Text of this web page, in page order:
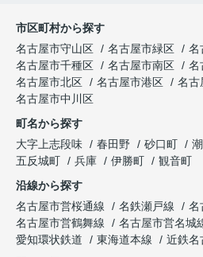
市区町村から探す
名古屋市守山区
名古屋市緑区
名
名古屋市千種区
名古屋市南区
名
名古屋市北区
名古屋市港区
名古
名古屋市中川区
町名から探す
大字上志段味
春田野 砂口町
五反城町
兵庫 伊勝町
観音町
沿線から探す
名古屋市営桜通線
名鉄瀬戸線 名
名古屋市営鶴舞線
名古屋市営名城
愛知環状鉄道
東海道本線
近鉄名